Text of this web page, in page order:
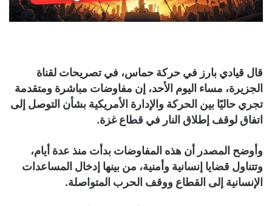
قال قيادي بارز في حركة حماس، في تصريحات لقناة
الجزيرة، مساء اليوم الأحد، إن مفاوضات مباشرة ومتقدمة
تجري حاليًا بين الحركة والإدارة الأمريكية بشأن التوصل إلى
اتفاق لوقف إطلاق النار في قطاع غزة.
وأوضح المصدر أن هذه المفاوضات بدأت منذ عدة أيام،
وتتناول قضايا إنسانية وأمنية، من بينها إدخال المساعدات
الإنسانية إلى القطاع ووقف الحرب المتواصلة.